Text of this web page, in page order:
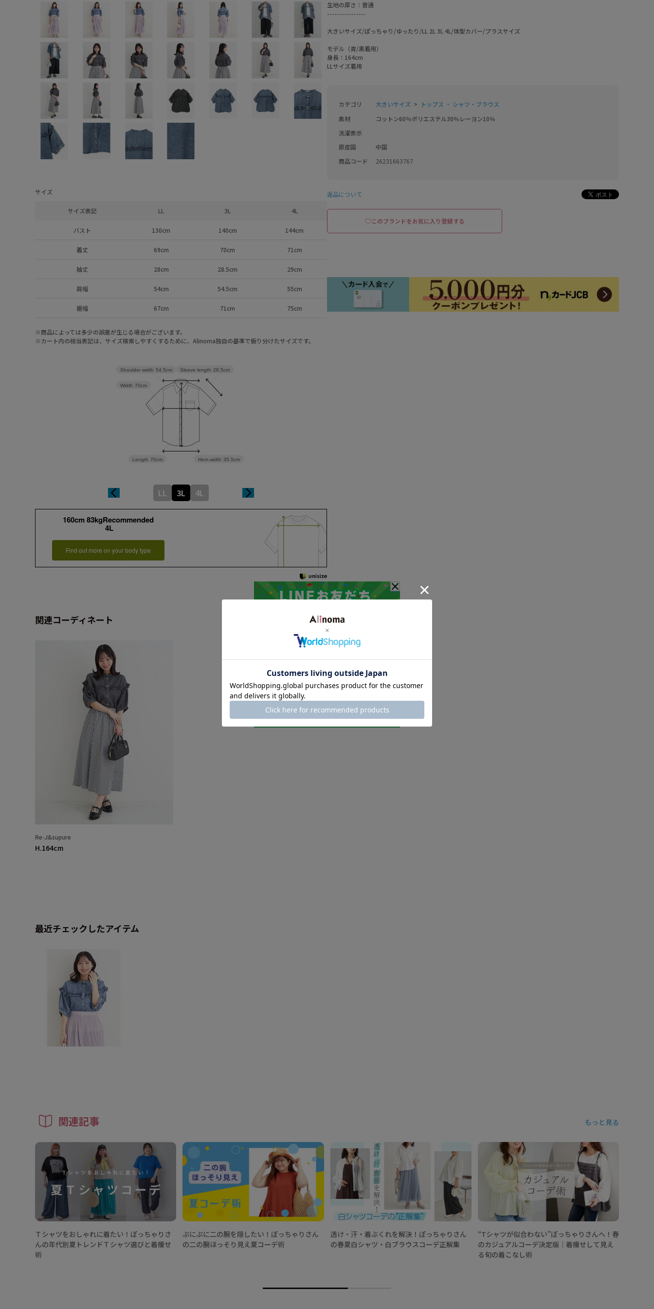
サイズ
サイズ表記 LL 3L 4L
バスト 130cm 140cm 144cm
着丈 69cm 70cm 71cm
袖丈 28cm 28.5cm 29cm
肩幅 54cm 54.5cm 55cm
裾幅 67cm 71cm 75cm
※商品によっては多少の誤差が生じる場合がございます。
※カート内の相当表記は、サイズ検索しやすくするために、Alinoma独自の基準で振り分けたサイズです。
Hem width 35.5cm
Sleeve length 28.5cm
Length 70cm
Width 70cm
Shoulder width 54.5cm
LL 3L 4L
160cm 83kgRecommended
4L
Find out more on your body type
生地の厚さ：普通
----------------
大きいサイズ/ぽっちゃり/ゆったり/LL 2L 3L 4L/体型カバー/プラスサイズ
モデル（青/黒着用）
身長：164cm
LLサイズ着用
カテゴリ 大きいサイズ
トップス ・ シャツ・ブラウス
素材
コットン60％ポリエステル30％レーヨン10％
洗濯表示
原産国
中国
商品コード
26231663767
返品について
このブランドをお気に入り登録する
関連コーディネート
Re-J&supure
H.164cm
最近チェックしたアイテム
関連記事 もっと見る
Ｔシャツをおしゃれに着たい！ぽっちゃりさ
んの年代別夏トレンドＴシャツ選びと着痩せ
術
ぷにぷに二の腕を隠したい！ぽっちゃりさん
の二の腕ほっそり見え夏コーデ術
透け・汗・着ぶくれを解決！ぽっちゃりさん
の春夏白シャツ・白ブラウスコーデ正解集
“Tシャツが似合わない”ぽっちゃりさんへ！春
のカジュアルコーデ決定版│着痩せして見え
る旬の着こなし術